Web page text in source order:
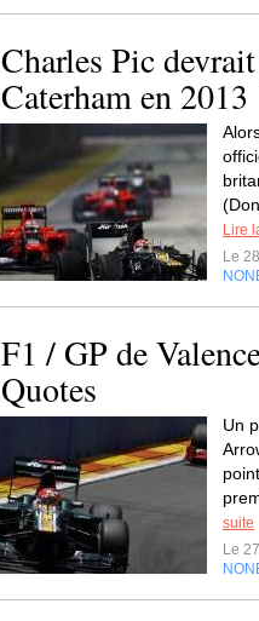
Charles Pic
Caterham en 2013
Lire
Le
F1 / GP de
Quotes
Un
suite
Le